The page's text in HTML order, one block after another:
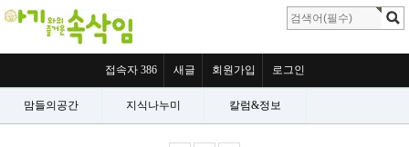
접속자 386 새글 회원가입 로그인
맘들의공간 지식나누미 칼럼&정보